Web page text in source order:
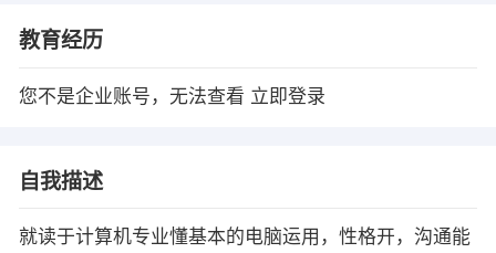
教育经历
您不是企业账号，无法查看 立即登录
自我描述
就读于计算机专业懂基本的电脑运用，性格开，沟通能